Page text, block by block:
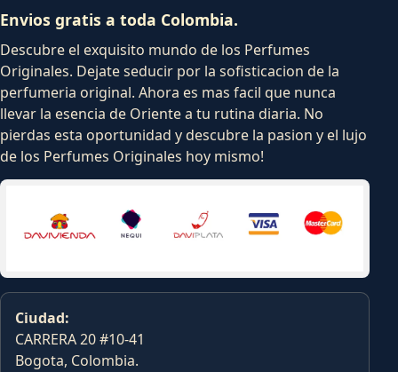
Envios gratis a toda Colombia.
Descubre el exquisito mundo de los Perfumes
Originales. Dejate seducir por la sofisticacion de la
perfumeria original. Ahora es mas facil que nunca
llevar la esencia de Oriente a tu rutina diaria. No
pierdas esta oportunidad y descubre la pasion y el lujo
de los Perfumes Originales hoy mismo!
Ciudad:
CARRERA 20 #10-41
Bogota, Colombia.